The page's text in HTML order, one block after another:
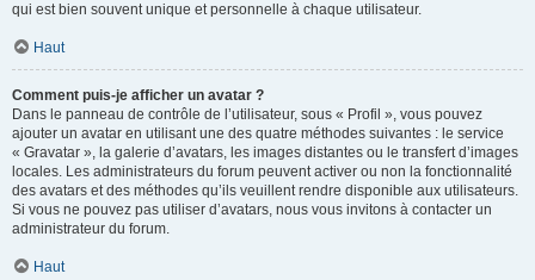
qui est bien souvent unique et personnelle à chaque utilisateur.
Haut
Comment puis-je afficher un avatar ?
Dans le panneau de contrôle de l’utilisateur, sous « Profil », vous pouvez
ajouter un avatar en utilisant une des quatre méthodes suivantes : le service
« Gravatar », la galerie d’avatars, les images distantes ou le transfert d’images
locales. Les administrateurs du forum peuvent activer ou non la fonctionnalité
des avatars et des méthodes qu’ils veuillent rendre disponible aux utilisateurs.
Si vous ne pouvez pas utiliser d’avatars, nous vous invitons à contacter un
administrateur du forum.
Haut